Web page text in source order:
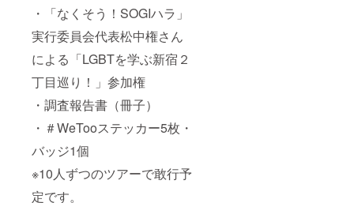
・「なくそう！SOGIハラ」
実行委員会代表松中権さん
による「LGBTを学ぶ新宿２
丁目巡り！」参加権
・調査報告書（冊子）
・＃WeTooステッカー5枚・
バッジ1個
※10人ずつのツアーで敢行予
定です。